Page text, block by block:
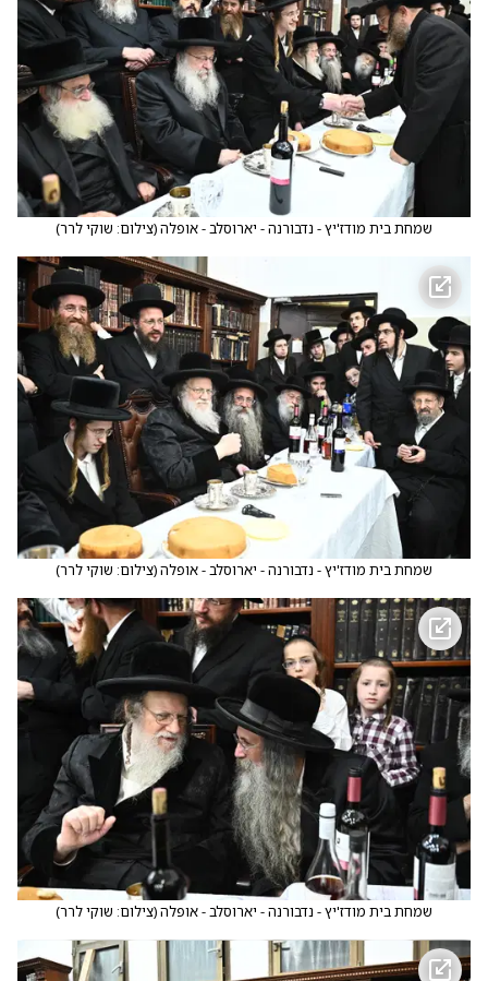
שמחת בית מודז'יץ - נדבורנה - יארוסלב - אופלה(צילום: שוקי לרר)
שמחת בית מודז'יץ - נדבורנה - יארוסלב - אופלה(צילום: שוקי לרר)
שמחת בית מודז'יץ - נדבורנה - יארוסלב - אופלה(צילום: שוקי לרר)